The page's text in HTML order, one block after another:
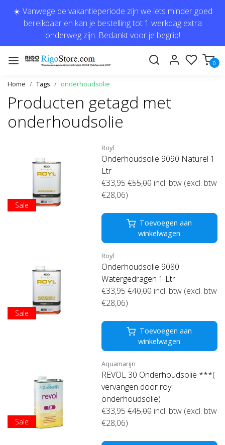
☀️ Vanwege de vakantieperiode zijn we iets minder goed
bereikbaar en kan je bestelling tot 1 werkdag extra
onderweg zijn. Bedankt voor je begrip!
0
Home Tags onderhoudsolie
Producten getagd met
onderhoudsolie
Sale
Royl
Onderhoudsolie 9090 Naturel 1
Ltr
€33,95 €55,00incl. btw (excl. btw
€28,06)
Toevoegen aan
winkelwagen
Sale
Royl
Onderhoudsolie 9080
Watergedragen 1 Ltr
€33,95 €40,00incl. btw (excl. btw
€28,06)
Toevoegen aan
winkelwagen
Sale
Aquamarijn
REVOL 30 Onderhoudsolie ***(
vervangen door royl
onderhoudsolie)
€33,95 €45,00incl. btw (excl. btw
€28,06)